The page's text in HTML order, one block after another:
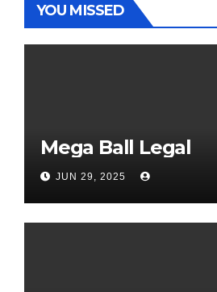
YOU MISSED
Mega Ball Legal
JUN 29, 2025